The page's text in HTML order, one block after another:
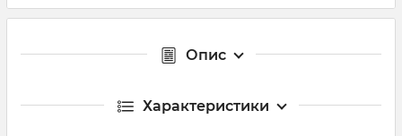
Опис
Характеристики